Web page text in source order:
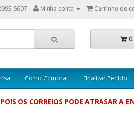
5607 Minha conta Carrinho de
Como Comprar Finalizar Pedido
OS CORREIOS PODE ATRASAR A